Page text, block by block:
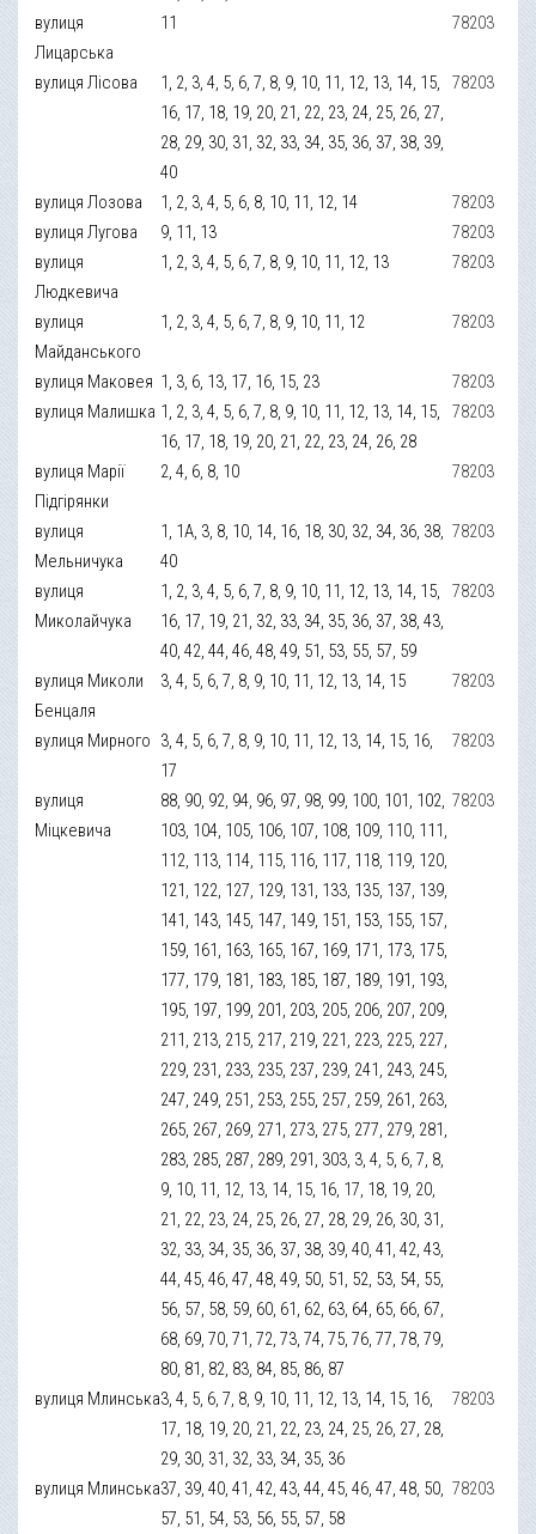
вулиця
Лицарська
11 78203
вулиця Лісова
1, 2, 3, 4, 5, 6, 7, 8, 9, 10, 11, 12, 13, 14, 15,
16, 17, 18, 19, 20, 21, 22, 23, 24, 25, 26, 27,
28, 29, 30, 31, 32, 33, 34, 35, 36, 37, 38, 39,
40
78203
вулиця Лозова 1, 2, 3, 4, 5, 6, 8, 10, 11, 12, 14
78203
вулиця Лугова
9, 11, 13
78203
вулиця
Людкевича
1, 2, 3, 4, 5, 6, 7, 8, 9, 10, 11, 12, 13 78203
вулиця
Майданського
1, 2, 3, 4, 5, 6, 7, 8, 9, 10, 11, 12 78203
вулиця Маковея 1, 3, 6, 13, 17, 16, 15, 23
78203
вулиця Малишка 1, 2, 3, 4, 5, 6, 7, 8, 9, 10, 11, 12, 13, 14, 15,
16, 17, 18, 19, 20, 21, 22, 23, 24, 26, 28
78203
вулиця Марії
Підгірянки
2, 4, 6, 8, 10 78203
вулиця
Мельничука
1, 1А, 3, 8, 10, 14, 16, 18, 30, 32, 34, 36, 38,
40
78203
вулиця
Миколайчука
1, 2, 3, 4, 5, 6, 7, 8, 9, 10, 11, 12, 13, 14, 15,
16, 17, 19, 21, 32, 33, 34, 35, 36, 37, 38, 43,
40, 42, 44, 46, 48, 49, 51, 53, 55, 57, 59
78203
вулиця Миколи
Бенцаля
3, 4, 5, 6, 7, 8, 9, 10, 11, 12, 13, 14, 15 78203
вулиця Мирного 3, 4, 5, 6, 7, 8, 9, 10, 11, 12, 13, 14, 15, 16,
17
78203
вулиця
Міцкевича
88, 90, 92, 94, 96, 97, 98, 99, 100, 101, 102,
103, 104, 105, 106, 107, 108, 109, 110, 111,
112, 113, 114, 115, 116, 117, 118, 119, 120,
121, 122, 127, 129, 131, 133, 135, 137, 139,
141, 143, 145, 147, 149, 151, 153, 155, 157,
159, 161, 163, 165, 167, 169, 171, 173, 175,
177, 179, 181, 183, 185, 187, 189, 191, 193,
195, 197, 199, 201, 203, 205, 206, 207, 209,
211, 213, 215, 217, 219, 221, 223, 225, 227,
229, 231, 233, 235, 237, 239, 241, 243, 245,
247, 249, 251, 253, 255, 257, 259, 261, 263,
265, 267, 269, 271, 273, 275, 277, 279, 281,
283, 285, 287, 289, 291, 303, 3, 4, 5, 6, 7, 8,
9, 10, 11, 12, 13, 14, 15, 16, 17, 18, 19, 20,
21, 22, 23, 24, 25, 26, 27, 28, 29, 26, 30, 31,
32, 33, 34, 35, 36, 37, 38, 39, 40, 41, 42, 43,
44, 45, 46, 47, 48, 49, 50, 51, 52, 53, 54, 55,
56, 57, 58, 59, 60, 61, 62, 63, 64, 65, 66, 67,
68, 69, 70, 71, 72, 73, 74, 75, 76, 77, 78, 79,
80, 81, 82, 83, 84, 85, 86, 87
78203
вулиця Млинська3, 4, 5, 6, 7, 8, 9, 10, 11, 12, 13, 14, 15, 16,
17, 18, 19, 20, 21, 22, 23, 24, 25, 26, 27, 28,
29, 30, 31, 32, 33, 34, 35, 36
78203
вулиця Млинська37, 39, 40, 41, 42, 43, 44, 45, 46, 47, 48, 50,
57, 51, 54, 53, 56, 55, 57, 58
78203